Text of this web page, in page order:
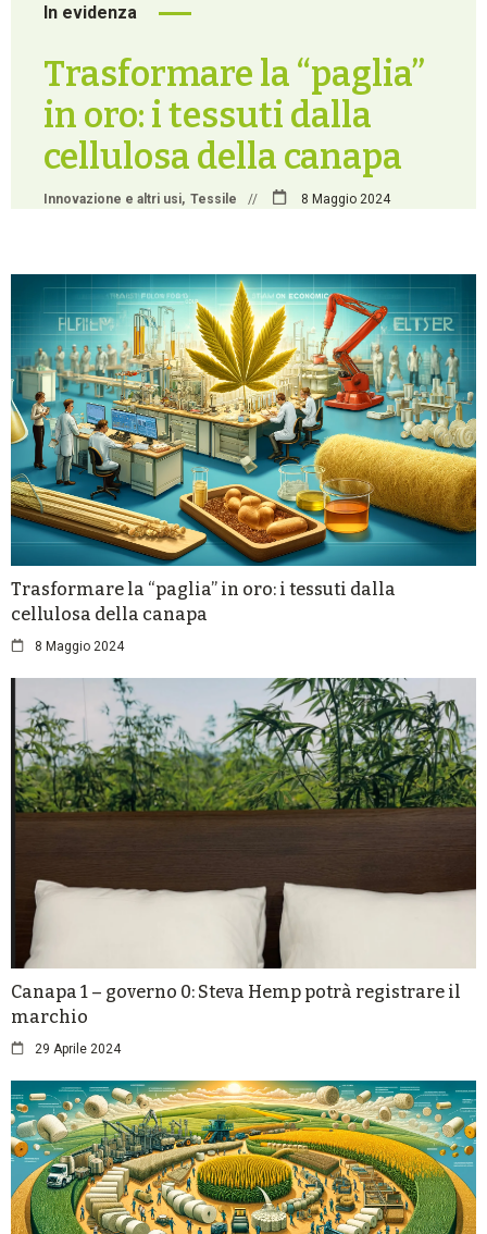
In evidenza
Trasformare la “paglia”
in oro: i tessuti dalla
cellulosa della canapa
Innovazione e altri usi Tessile // 8 Maggio 2024
Trasformare la “paglia” in oro: i tessuti dalla
cellulosa della canapa
8 Maggio 2024
Canapa 1 – governo 0: Steva Hemp potrà registrare il
marchio
29 Aprile 2024